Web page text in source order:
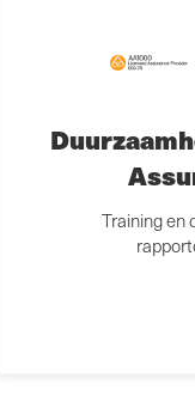
Training en